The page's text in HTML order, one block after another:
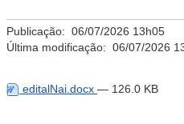
Publicação: 06/07/2026 13h05
Última modificação: 06/07/2026
editalNai.docx — 126.0 KB